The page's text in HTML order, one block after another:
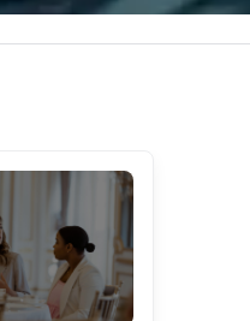
up to 200
1 & 2 for up